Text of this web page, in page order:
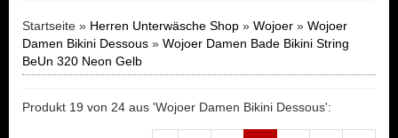
Startseite » Herren Unterwäsche Shop » Wojoer » Wojoer
Damen Bikini Dessous » Wojoer Damen Bade Bikini String
BeUn 320 Neon Gelb
Produkt 19 von 24 aus 'Wojoer Damen Bikini Dessous':